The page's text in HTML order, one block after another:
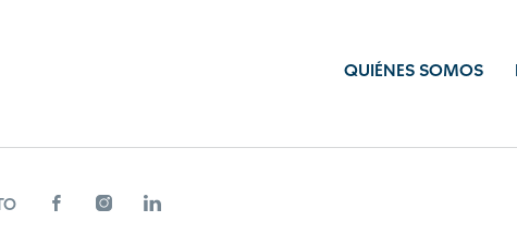
QUIÉNES SOMOS